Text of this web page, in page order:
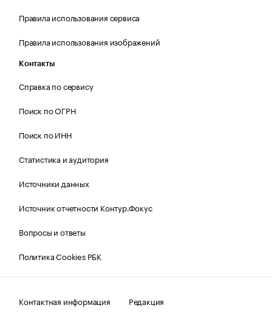
Правила использования сервиса
Правила использования изображений
Контакты
Справка по сервису
Поиск по ОГРН
Поиск по ИНН
Статистика и аудитория
Источники данных
Источник отчетности Контур.Фокус
Вопросы и ответы
Политика Cookies РБК
Контактная информация
Редакция